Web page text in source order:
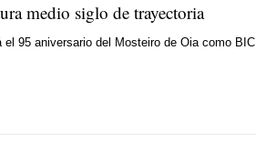
medio siglo de trayectoria
95 aniversario del Mosteiro de Oia como BIC